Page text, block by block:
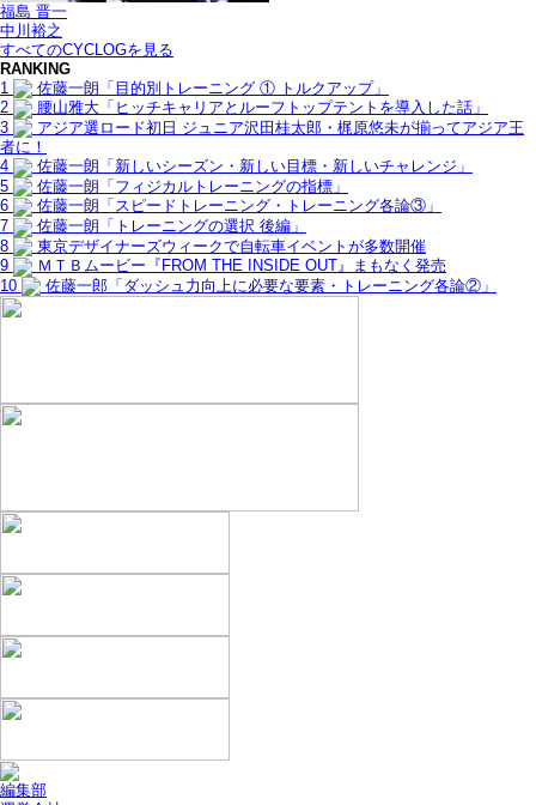
福島 晋一
中川裕之
すべてのCYCLOGを見る
RANKING
1
佐藤一朗「目的別トレーニング ① トルクアップ」
2
腰山雅大「ヒッチキャリアとルーフトップテントを導入した話」
3
アジア選ロード初日 ジュニア沢田桂太郎・梶原悠未が揃ってアジア王
者に！
4
佐藤一朗「新しいシーズン・新しい目標・新しいチャレンジ」
5
佐藤一朗「フィジカルトレーニングの指標」
6
佐藤一朗「スピードトレーニング・トレーニング各論③」
7
佐藤一朗「トレーニングの選択 後編」
8
東京デザイナーズウィークで自転車イベントが多数開催
9
ＭＴＢムービー『FROM THE INSIDE OUT』まもなく発売
10
佐藤一郎「ダッシュ力向上に必要な要素・トレーニング各論②」
編集部